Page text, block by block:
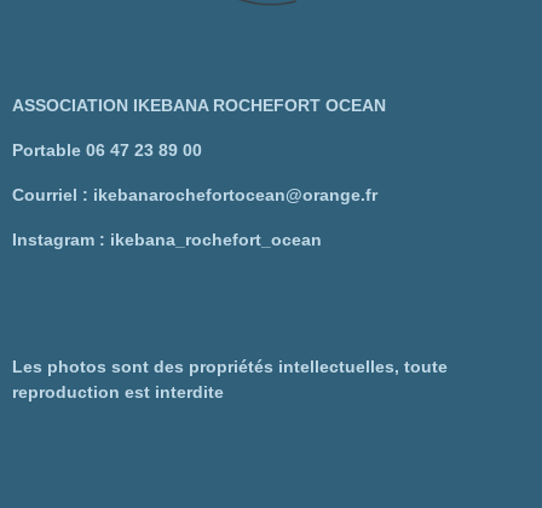
ASSOCIATION IKEBANA ROCHEFORT OCEAN
Portable 06 47 23 89 00
Courriel : ikebanarochefortocean@orange.fr
Instagram : ikebana_rochefort_ocean
Les photos sont des propriétés intellectuelles, toute
reproduction est interdite